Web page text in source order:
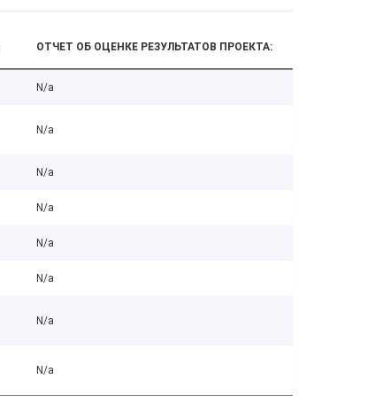
ОТЧЕТ ОБ ОЦЕНКЕ РЕЗУЛЬТАТОВ ПРОЕКТА:
N/a
N/a
N/a
N/a
N/a
N/a
N/a
N/a